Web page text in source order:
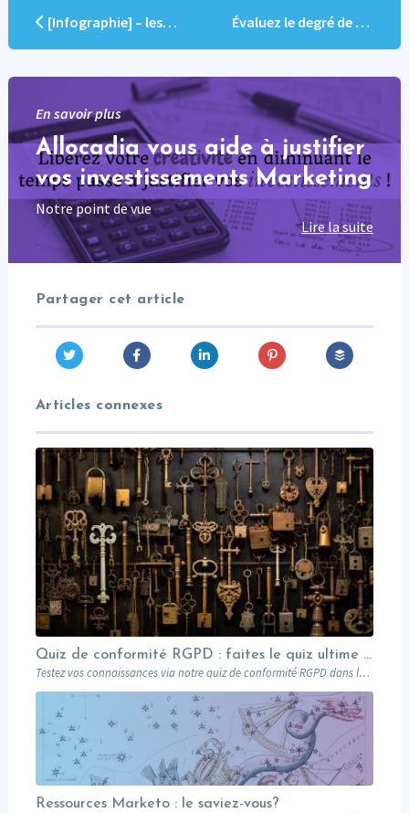
[Infographie] – les cauchemars du CRM ! Évaluez le degré de maturité digitale de votre entreprise
En savoir plus
Allocadia vous aide à justifier
vos investissements Marketing
Notre point de vue
Lire la suite
Partager cet article
Articles connexes
Quiz de conformité RGPD : faites le quiz ultime avec Léonard !
Testez vos connaissances via notre quiz de conformité RGPD dans le domaine du marketing B2B inspiré par le génie de Léonard de Vinci
Ressources Marketo : le saviez-vous?